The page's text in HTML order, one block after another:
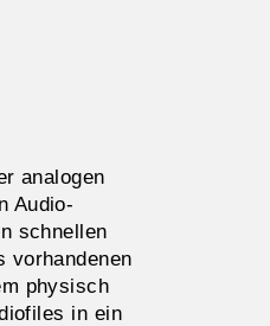
analogen
Audio-
schnellen
vorhandenen
physisch
in ein